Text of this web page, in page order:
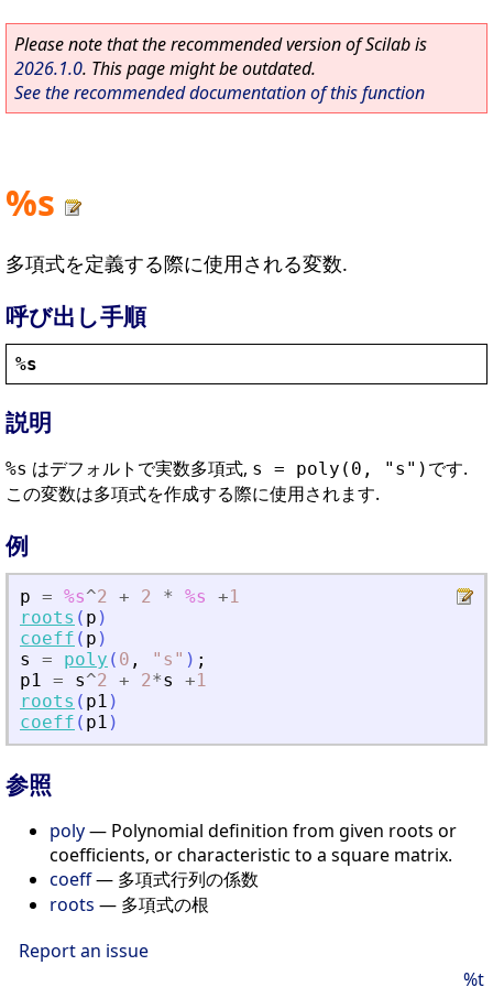
Please note that the recommended version of Scilab is
2026.1.0. This page might be outdated.
See the recommended documentation of this function
%s
多項式を定義する際に使用される変数.
呼び出し手順
%s
説明
%s はデフォルトで実数多項式, s = poly(0, "s") です.
この変数は多項式を作成する際に使用されます.
例
p = %s^2 + 2 * %s +1
roots ( p )
coeff ( p )
s
= poly ( 0 , " s " ) ;
p1 = s^2 + 2*s +1
roots ( p1 )
coeff ( p1 )
参照
poly— Polynomial definition from given roots or
coefficients, or characteristic to a square matrix.
coeff— 多項式行列の係数
roots — 多項式の根
Report an issue
%t